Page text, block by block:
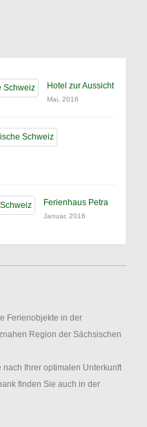
Hotel zur Aussicht
Mai, 2016
Ferienhaus Petra
Januar, 2016
Ferienobjekte in der
Region der Sächsischen
Ihrer optimalen Unterkunft
finden Sie auch in der